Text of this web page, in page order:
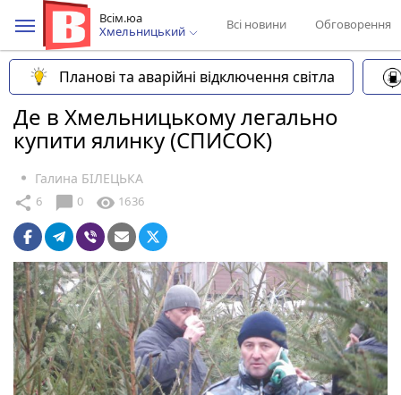
Всім.юа
Хмельницький
Всі новини Обговорення
Планові та аварійні відключення світла
Де в Хмельницькому легально
купити ялинку (СПИСОК)
Галина БІЛЕЦЬКА
share 6 chat_bubble 0 visibility 1636